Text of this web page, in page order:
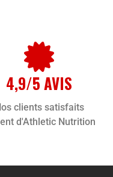
4,9/5 AVIS
clients satisfaits
d'Athletic Nutrition